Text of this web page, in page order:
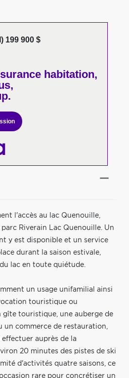
199 900 $
habitation,
l'accès au lac Quenouille,
Riverain Lac Quenouille. Un
y est disponible et un service
durant la saison estivale,
lac en toute quiétude.
un usage unifamilial ainsi
touristique ou
gîte touristique, une auberge de
un commerce de restauration,
auprès de la
20 minutes des pistes de ski
d'activités quatre saisons, ce
rare pour concrétiser un